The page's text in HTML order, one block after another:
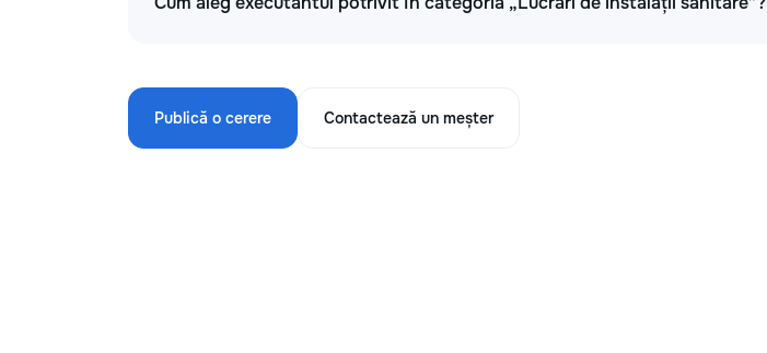
Publică o cerere Contactează un meșter